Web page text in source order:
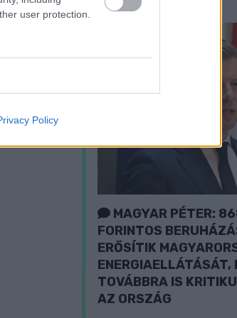
user protection.
Policy
MAGYAR PÉTER:
FORINTOS
ERŐSÍTIK
ENERGIAELLÁTÁSÁT,
TOVÁBBRA IS
AZ ORSZÁG